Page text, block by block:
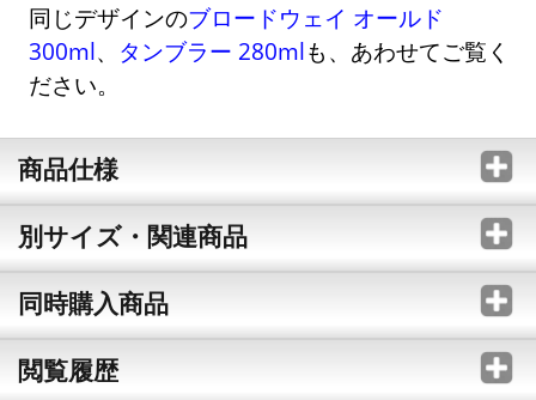
同じデザインのブロードウェイ オールド
300ml、 タンブラー 280mlも、あわせてご覧く
ださい。
商品仕様
別サイズ・関連商品
同時購入商品
閲覧履歴